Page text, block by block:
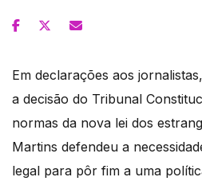
Em declarações aos
a decisão do Tribunal
normas da nova lei dos
Martins defendeu a
legal para pôr fim a uma